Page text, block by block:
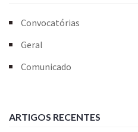
Convocatórias
Geral
Comunicado
ARTIGOS RECENTES